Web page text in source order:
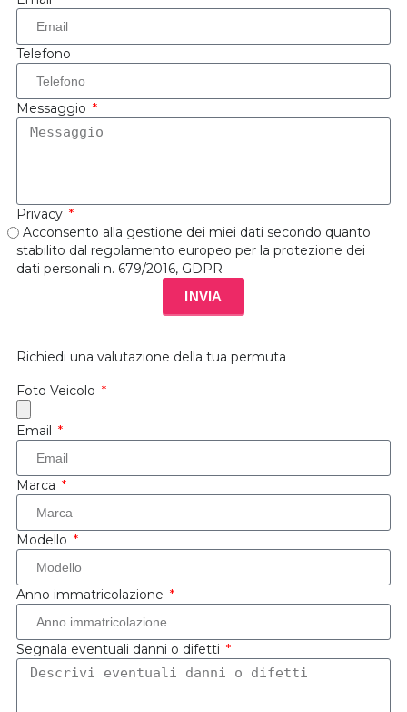
Telefono
Messaggio
Privacy
Acconsento alla gestione dei miei dati secondo quanto
stabilito dal regolamento europeo per la protezione dei
dati personali n. 679/2016, GDPR
INVIA
Richiedi una valutazione della tua permuta
Foto Veicolo
Email
Marca
Modello
Anno immatricolazione
Segnala eventuali danni o difetti